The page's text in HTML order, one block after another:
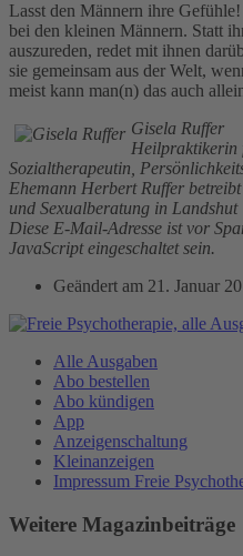
Lasst den Männern ihre
bei den kleinen Männern. Statt
auszureden, redet mit ihnen
sie gemeinsam aus der Welt,
meist kann man(n) das auch
Gisela Ruffer
Heilpraktikerin
Sozialtherapeutin,
Ehemann Herbert Ruffer
und Sexualberatung in Landshut
Diese E-Mail-Adresse ist vor
JavaScript eingeschaltet sein.
Geändert am 21. Januar
Alle Ausgaben
Abo bestellen
Abo kündigen
App
Anzeigenschaltung
Kleinanzeigen
Impressum Freie
Weitere Magazinbeiträge